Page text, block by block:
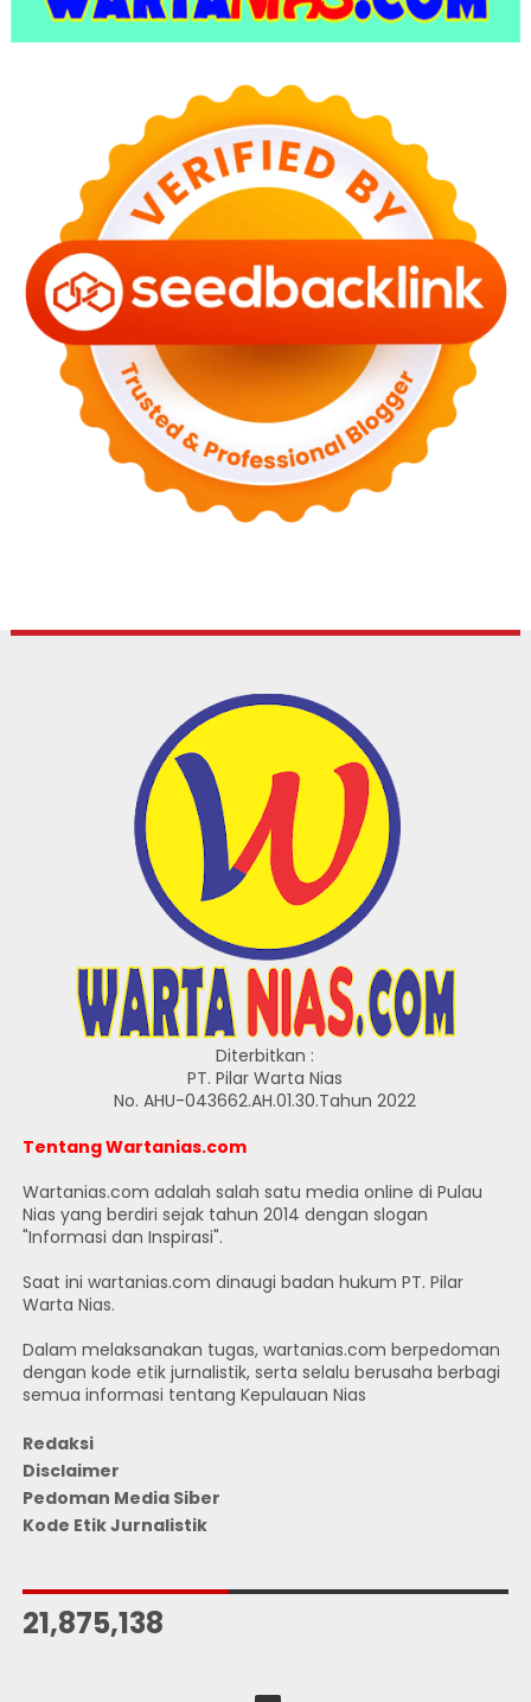
Diterbitkan :
PT. Pilar Warta Nias
No. AHU-043662.AH.01.30.Tahun 2022
Tentang Wartanias.com
Wartanias.com adalah salah satu media online di Pulau
Nias yang berdiri sejak tahun 2014 dengan slogan
"Informasi dan Inspirasi".
Saat ini wartanias.com dinaugi badan hukum PT. Pilar
Warta Nias.
Dalam melaksanakan tugas, wartanias.com berpedoman
dengan kode etik jurnalistik, serta selalu berusaha berbagi
semua informasi tentang Kepulauan Nias
Redaksi
Disclaimer
Pedoman Media Siber
Kode Etik Jurnalistik
21,875,138